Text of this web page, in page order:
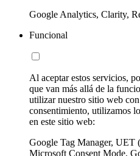
Google Analytics, Clarity,
Funcional
Al aceptar estos servicios,
que van más allá de la
utilizar nuestro sitio web
consentimiento, utilizamos
en este sitio web:
Google Tag Manager, UET
Microsoft Consent Mode,